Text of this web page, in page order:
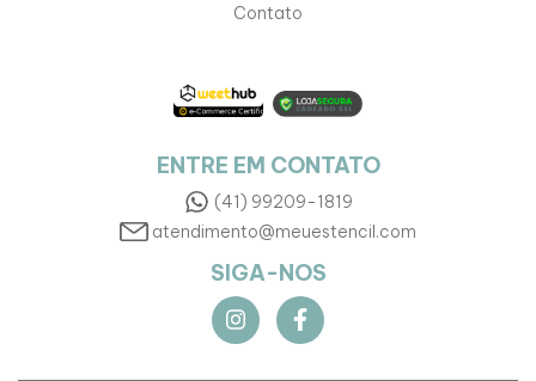
Contato
ENTRE EM CONTATO
(41) 99209-1819
atendimento@meuestencil.com
SIGA-NOS